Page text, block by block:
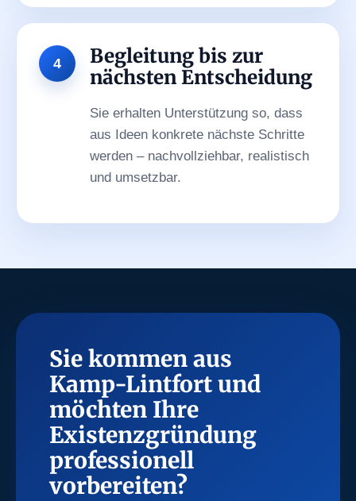
Begleitung bis zur
nächsten Entscheidung
Sie erhalten Unterstützung so, dass
aus Ideen konkrete nächste Schritte
werden – nachvollziehbar, realistisch
und umsetzbar.
Sie kommen aus
Kamp-Lintfort und
möchten Ihre
Existenzgründung
professionell
vorbereiten?